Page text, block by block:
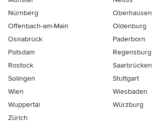
Nürnberg
Oberhausen
Offenbach-am-Main
Oldenburg
Osnabrück
Paderborn
Potsdam
Regensburg
Rostock
Saarbrücken
Solingen
Stuttgart
Wien
Wiesbaden
Wuppertal
Würzburg
Zürich